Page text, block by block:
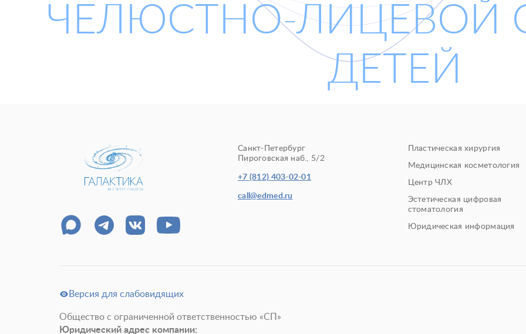
ЧЕЛЮСТНО-ЛИЦЕВОЙ
ДЕТЕЙ
Санкт-Петербург
Пироговская наб., 5/2
+7 (812) 403-02-01
call@edmed.ru
Пластическая хирургия
Медицинская косметология
Центр ЧЛХ
Эстетическая цифровая
стоматология
Юридическая информация
Версия для слабовидящих
Общество с ограниченной ответственностью «СП»
Юридический адрес компании: